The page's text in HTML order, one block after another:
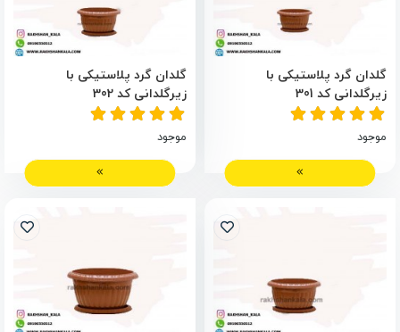
گلدان گرد پلاستیکی با
زیرگلدانی کد 301
موجود
گلدان گرد پلاستیکی با
زیرگلدانی کد 302
موجود